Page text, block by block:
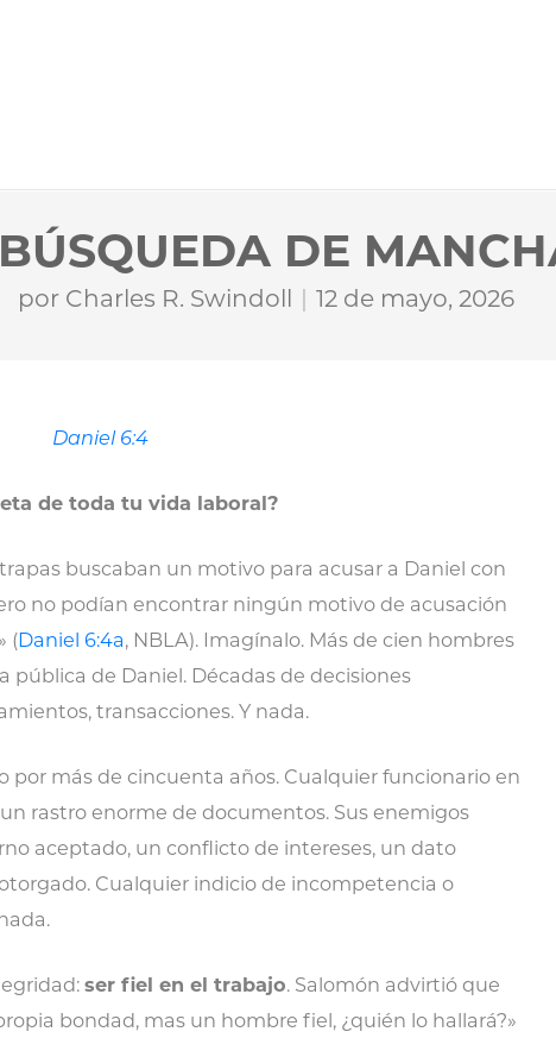
DE
por Charles R. Swindoll 12 de mayo, 2026
Daniel 6:4
de toda tu vida laboral?
buscaban un motivo para acusar a Daniel con
no podían encontrar ningún motivo de acusación
(Daniel 6:4a, NBLA). Imagínalo. Más de cien hombres
pública de Daniel. Décadas de decisiones
transacciones. Y nada.
por más de cincuenta años. Cualquier funcionario en
rastro enorme de documentos. Sus enemigos
aceptado, un conflicto de intereses, un dato
Cualquier indicio de incompetencia o
ser fiel en el trabajo. Salomón advirtió que
bondad, mas un hombre fiel, ¿quién lo hallará?»